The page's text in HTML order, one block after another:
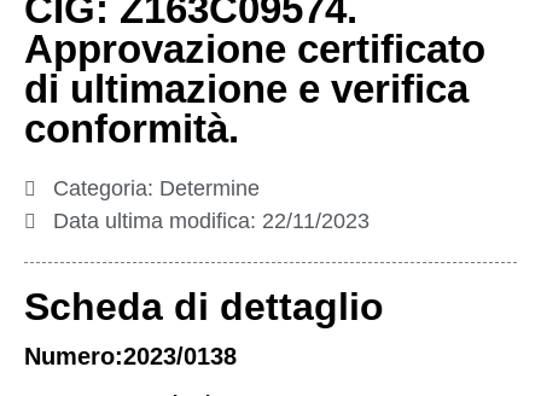
CIG: Z163C09574.
Approvazione certificato
di ultimazione e verifica
conformità.
Categoria: Determine
Data ultima modifica: 22/11/2023
Scheda di dettaglio
Numero:2023/0138